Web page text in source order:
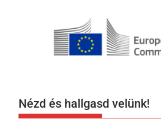
Nézd és hallgasd velünk!